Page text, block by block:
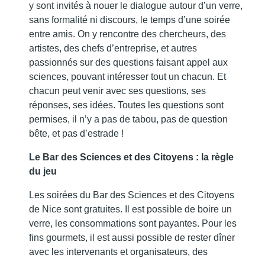
y sont invités à nouer le dialogue autour d’un verre,
sans formalité ni discours, le temps d’une soirée
entre amis. On y rencontre des chercheurs, des
artistes, des chefs d’entreprise, et autres
passionnés sur des questions faisant appel aux
sciences, pouvant intéresser tout un chacun. Et
chacun peut venir avec ses questions, ses
réponses, ses idées. Toutes les questions sont
permises, il n’y a pas de tabou, pas de question
bête, et pas d’estrade !
Le Bar des Sciences et des Citoyens : la règle
du jeu
Les soirées du Bar des Sciences et des Citoyens
de Nice sont gratuites. Il est possible de boire un
verre, les consommations sont payantes. Pour les
fins gourmets, il est aussi possible de rester dîner
avec les intervenants et organisateurs, des